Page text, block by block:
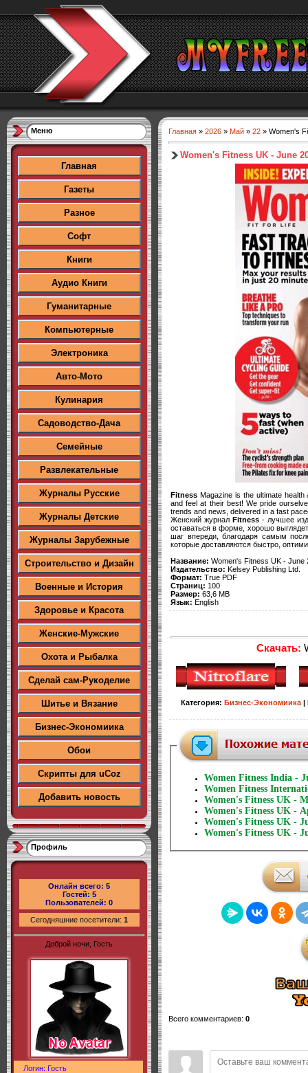
Меню
Главная
Газеты
Разное
Софт
Книги
Аудио Книги
Гуманитарные
Компьютерные
Электроника
Авто-Мото
Кулинария
Садоводство-Дача
Семейные
Развлекательные
Журналы Русские
Журналы Детские
Журналы Зарубежные
Строительство и Дизайн
Военные и История
Здоровье и Красота
Женские-Мужские
Охота и Рыбалка
Сделай сам-Рукоделие
Шитье и Вязание
Бизнес-Экономиика
Обои
Скрипты для uCoz
Добавить новость
Профиль
Онлайн всего: 5
Гостей: 5
Пользователей: 0
Сегодняшние посетители: 1
Доброй ночи, Гость
Логин: Гость
Главная » 2026 » Май » 22 » Women's
Women's Fitness UK - June
Fitness Magazine is the ultimate
and feel at their best! We pride
trends and news, delivered in a fast
Женский журнал Fitness - лучшее
оставаться в форме, хорошо
шаг впереди, благодаря самым
которые доставляются быстро,
Название: Women's Fitness UK - June
Издательство: Kelsey Publishing Ltd.
Формат: True PDF
Страниц: 100
Размер: 63,6 MB
Язык: English
Скачать:
Категория: Бизнес-Экономиика|
Women Fitness India -
Women Fitness
Women's Fitness UK -
Women's Fitness UK -
Women's Fitness UK -
Women's Fitness UK -
Всего комментариев: 0